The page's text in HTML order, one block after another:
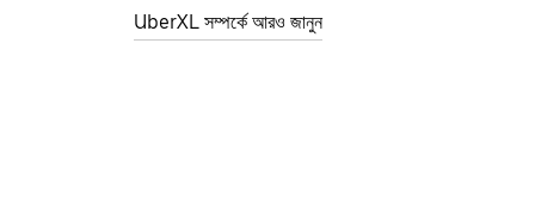
UberXL সম্পর্কে আরও জানুন